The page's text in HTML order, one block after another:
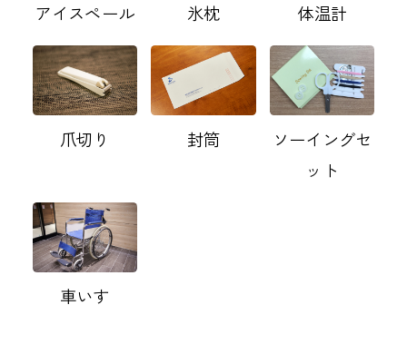
アイスペール 氷枕 体温計
爪切り 封筒
ソーイングセ
ット
車いす